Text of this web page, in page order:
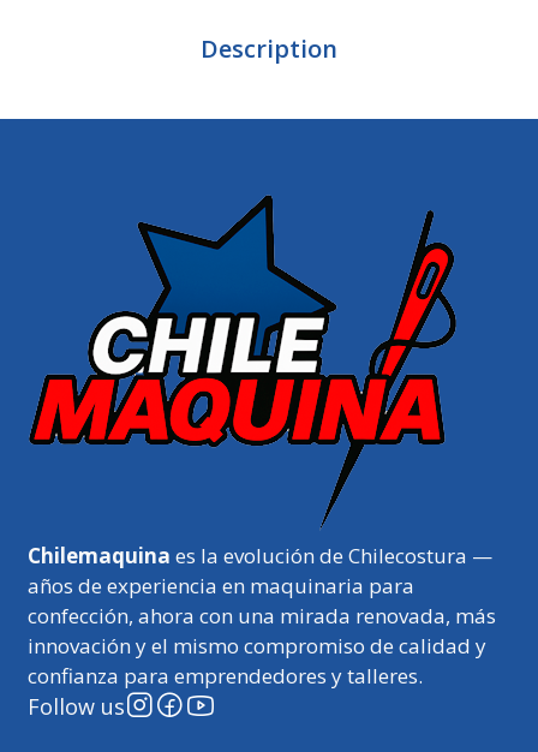
Description
Chilemaquina es la evolución de Chilecostura —
años de experiencia en maquinaria para
confección, ahora con una mirada renovada, más
innovación y el mismo compromiso de calidad y
confianza para emprendedores y talleres.
Follow us